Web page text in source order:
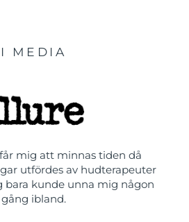
I MEDIA
mig att minnas tiden då
utfördes av hudterapeuter
bara kunde unna mig någon
gång ibland.